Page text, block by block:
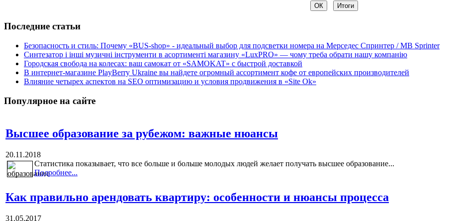
Последние статьи
Безопасность и стиль: Почему «BUS-shop» - идеальный выбор для подсветки номера на Мерседес Спринтер / MB Sprinter
Синтезатор і інші музичні інструменти в асортименті магазину «LuxPRO» — чому треба обрати нашу компанію
Городская свобода на колесах: ваш самокат от «SAMOKAT» с быстрой доставкой
В интернет-магазине PlayBerry Ukraine вы найдете огромный ассортимент кофе от европейских производителей
Влияние четырех аспектов на SEO оптимизацию и условия продвижения в «Site Ok‎»
Популярное на сайте
Высшее образование за рубежом: важные нюансы
20.11.2018
Статистика показывает, что все больше и больше молодых людей желает получать высшее образование...
Подробнее...
Как правильно арендовать квартиру: особенности и нюансы процесса
31.05.2017